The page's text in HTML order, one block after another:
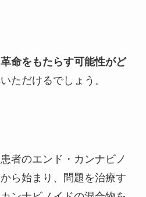
命をもたらす可能性がど
ただけるでしょう。
者のエンド・カンナビノ
ら始まり、問題を治療す